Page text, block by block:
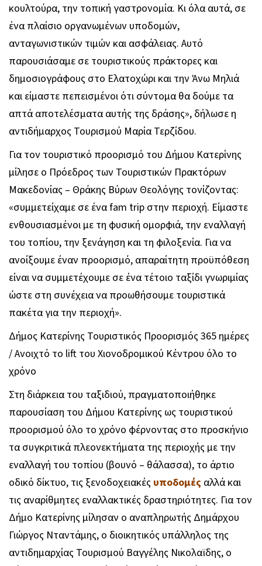
κουλτούρα, την τοπική γαστρονομία. Κι όλα αυτά, σε
ένα πλαίσιο οργανωμένων υποδομών,
ανταγωνιστικών τιμών και ασφάλειας. Αυτό
παρουσιάσαμε σε τουριστικούς πράκτορες και
δημοσιογράφους στο Ελατοχώρι και την Άνω Μηλιά
και είμαστε πεπεισμένοι ότι σύντομα θα δούμε τα
απτά αποτελέσματα αυτής της δράσης», δήλωσε η
αντιδήμαρχος Τουρισμού Μαρία Τερζίδου.
Για τον τουριστικό προορισμό του Δήμου Κατερίνης
μίλησε ο Πρόεδρος των Τουριστικών Πρακτόρων
Μακεδονίας – Θράκης Βύρων Θεολόγης τονίζοντας:
«συμμετείχαμε σε ένα fam trip στην περιοχή. Είμαστε
ενθουσιασμένοι με τη φυσική ομορφιά, την εναλλαγή
του τοπίου, την ξενάγηση και τη φιλοξενία. Για να
ανοίξουμε έναν προορισμό, απαραίτητη προϋπόθεση
είναι να συμμετέχουμε σε ένα τέτοιο ταξίδι γνωριμίας
ώστε στη συνέχεια να προωθήσουμε τουριστικά
πακέτα για την περιοχή».
Δήμος Κατερίνης Τουριστικός Προορισμός 365 ημέρες
/ Ανοιχτό το lift του Χιονοδρομικού Κέντρου όλο το
χρόνο
Στη διάρκεια του ταξιδιού, πραγματοποιήθηκε
παρουσίαση του Δήμου Κατερίνης ως τουριστικού
προορισμού όλο το χρόνο φέρνοντας στο προσκήνιο
τα συγκριτικά πλεονεκτήματα της περιοχής με την
εναλλαγή του τοπίου (βουνό – θάλασσα), το άρτιο
οδικό δίκτυο, τις ξενοδοχειακέςυποδομές αλλά και
τις αναρίθμητες εναλλακτικές δραστηριότητες. Για τον
Δήμο Κατερίνης μίλησαν ο αναπληρωτής Δημάρχου
Γιώργος Νταντάμης, ο διοικητικός υπάλληλος της
αντιδημαρχίας Τουρισμού Βαγγέλης Νικολαϊδης, ο